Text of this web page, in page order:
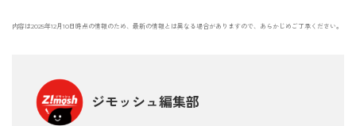
内容は2025年12月10日時点の情報のため、最新の情報とは異なる場合がありますので、あらかじめご了承ください。
ジモッシュ編集部